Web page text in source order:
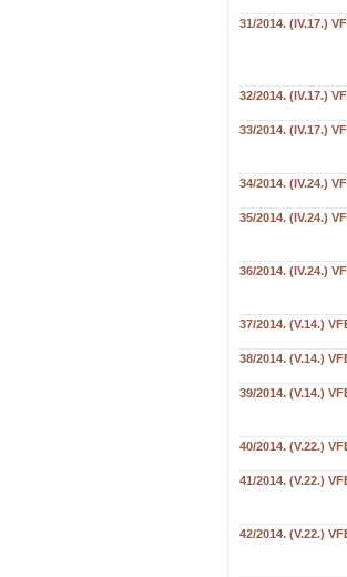
31/2014. (IV.17.)
32/2014. (IV.17.)
33/2014. (IV.17.)
34/2014. (IV.24.)
35/2014. (IV.24.)
36/2014. (IV.24.)
37/2014. (V.14.)
38/2014. (V.14.)
39/2014. (V.14.)
40/2014. (V.22.)
41/2014. (V.22.)
42/2014. (V.22.)